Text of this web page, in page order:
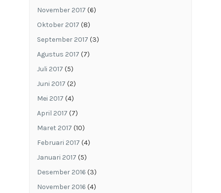
November 2017 (6)
Oktober 2017 (8)
September 2017 (3)
Agustus 2017 (7)
Juli 2017 (5)
Juni 2017 (2)
Mei 2017 (4)
April 2017 (7)
Maret 2017 (10)
Februari 2017 (4)
Januari 2017 (5)
Desember 2016 (3)
November 2016 (4)